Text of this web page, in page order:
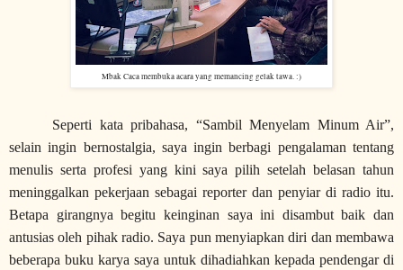
Mbak Caca membuka acara yang memancing gelak tawa. :)
Seperti kata pribahasa, “Sambil Menyelam Minum Air”,
selain ingin bernostalgia, saya ingin berbagi pengalaman tentang
menulis serta profesi yang kini saya pilih setelah belasan tahun
meninggalkan pekerjaan sebagai reporter dan penyiar di radio itu.
Betapa girangnya begitu keinginan saya ini disambut baik dan
antusias oleh pihak radio. Saya pun menyiapkan diri dan membawa
beberapa buku karya saya untuk dihadiahkan kepada pendengar di